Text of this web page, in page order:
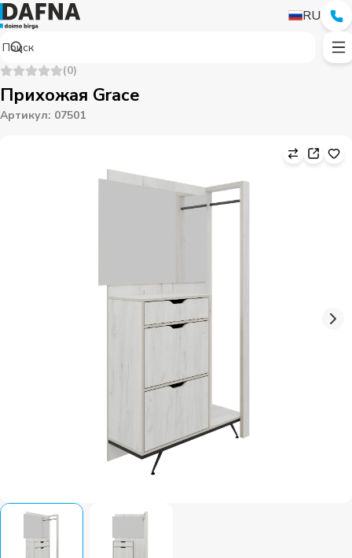
RU
(0)
Прихожая Grace
Артикул: 07501